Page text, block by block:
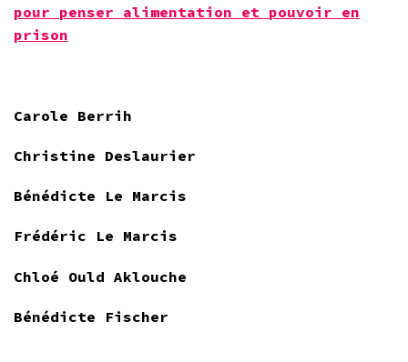
pour penser alimentation et pouvoir en
prison
Carole Berrih
Christine Deslaurier
Bénédicte Le Marcis
Frédéric Le Marcis
Chloé Ould Aklouche
Bénédicte Fischer